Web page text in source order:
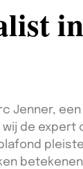
Jenner,
wij de